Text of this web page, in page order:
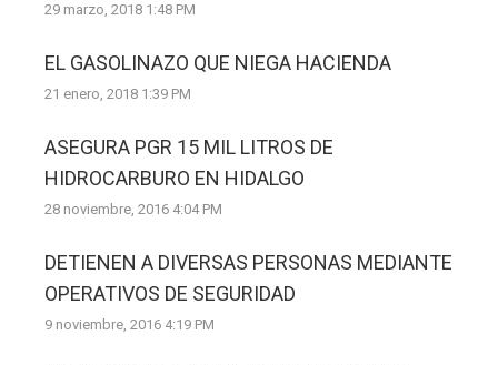
29 marzo, 2018 1:48 PM
EL GASOLINAZO QUE NIEGA HACIENDA
21 enero, 2018 1:39 PM
ASEGURA PGR 15 MIL LITROS DE
HIDROCARBURO EN HIDALGO
28 noviembre, 2016 4:04 PM
DETIENEN A DIVERSAS PERSONAS MEDIANTE
OPERATIVOS DE SEGURIDAD
9 noviembre, 2016 4:19 PM